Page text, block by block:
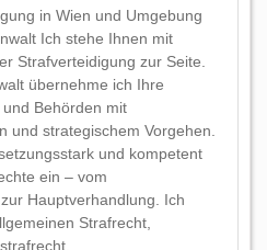
in Wien und Umgebung
mit
Strafverteidigung zur Seite.
übernehme ich Ihre
Behörden mit
und strategischem Vorgehen.
und kompetent
ein – vom
Hauptverhandlung. Ich
Strafrecht,